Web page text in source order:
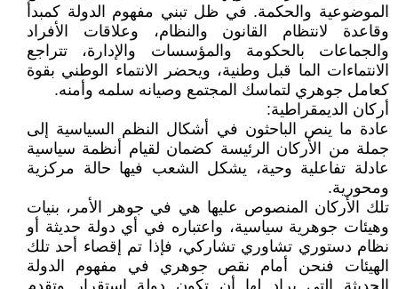
الموضوعية والحكمة. في ظل تبني مفهوم الدولة كمبدأ
وقاعدة لانتظام القانون والنظام، وعلاقات الأفراد
والجماعات بالحكومة والمؤسسات والإدارة، تتراجع
الانتماءات الما قبل وطنية، ويحضر الانتماء الوطني بقوة
كعامل جوهري لتماسك المجتمع وصيانه سلمه وأمنه.
أركان الديمقراطية:
عادة ما ينص الباحثون في أشكال النظم السياسية إلى
جملة من الأركان الرئيسة كضمان لقيام أنظمة سياسية
عادلة تفاعلية وحية، يشكل الشعب فيها حالة مركزية
ومحورية.
تلك الأركان المنصوص عليها هي في جوهر الأمر، بنيات
وهيئات جوهرية سياسية، واعتباره في أي دولة حديثة أو
نظام دستوري تشاوري تشاركي، فإذا تم إقصاء أحد تلك
الهيئات فنحن أمام نقص جوهري في مفهوم الدولة